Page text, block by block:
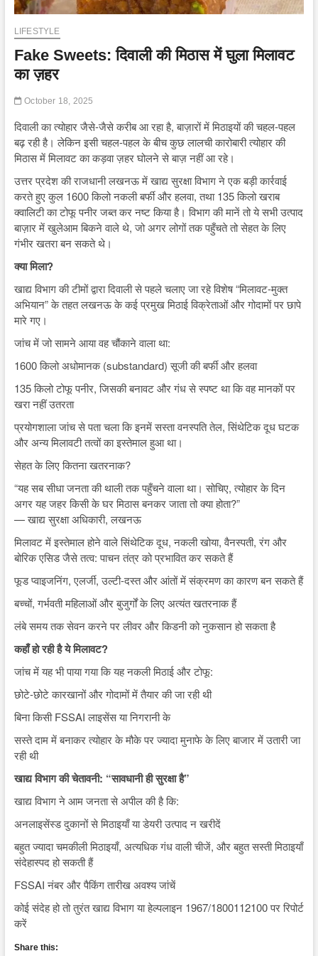
LIFESTYLE
Fake Sweets: दिवाली की मिठास में घुला मिलावट
का ज़हर
October 18, 2025
दिवाली का त्योहार जैसे-जैसे करीब आ रहा है, बाज़ारों में मिठाइयों की चहल-पहल
बढ़ रही है। लेकिन इसी चहल-पहल के बीच कुछ लालची कारोबारी त्योहार की
मिठास में मिलावट का कड़वा ज़हर घोलने से बाज़ नहीं आ रहे।
उत्तर प्रदेश की राजधानी लखनऊ में खाद्य सुरक्षा विभाग ने एक बड़ी कार्रवाई
करते हुए कुल 1600 किलो नकली बर्फी और हलवा, तथा 135 किलो खराब
क्वालिटी का टोफू पनीर जब्त कर नष्ट किया है। विभाग की मानें तो ये सभी उत्पाद
बाज़ार में खुलेआम बिकने वाले थे, जो अगर लोगों तक पहुँचते तो सेहत के लिए
गंभीर खतरा बन सकते थे।
क्या मिला?
खाद्य विभाग की टीमों द्वारा दिवाली से पहले चलाए जा रहे विशेष “मिलावट-मुक्त
अभियान” के तहत लखनऊ के कई प्रमुख मिठाई विक्रेताओं और गोदामों पर छापे
मारे गए।
जांच में जो सामने आया वह चौंकाने वाला था:
1600 किलो अधोमानक (substandard) सूजी की बर्फी और हलवा
135 किलो टोफू पनीर, जिसकी बनावट और गंध से स्पष्ट था कि वह मानकों पर
खरा नहीं उतरता
प्रयोगशाला जांच से पता चला कि इनमें सस्ता वनस्पति तेल, सिंथेटिक दूध घटक
और अन्य मिलावटी तत्वों का इस्तेमाल हुआ था।
सेहत के लिए कितना खतरनाक?
“यह सब सीधा जनता की थाली तक पहुँचने वाला था। सोचिए, त्योहार के दिन
अगर यह जहर किसी के घर मिठास बनकर जाता तो क्या होता?”
— खाद्य सुरक्षा अधिकारी, लखनऊ
मिलावट में इस्तेमाल होने वाले सिंथेटिक दूध, नकली खोया, वैनस्पती, रंग और
बोरिक एसिड जैसे तत्व: पाचन तंत्र को प्रभावित कर सकते हैं
फूड प्वाइजनिंग, एलर्जी, उल्टी-दस्त और आंतों में संक्रमण का कारण बन सकते हैं
बच्चों, गर्भवती महिलाओं और बुजुर्गों के लिए अत्यंत खतरनाक हैं
लंबे समय तक सेवन करने पर लीवर और किडनी को नुकसान हो सकता है
कहाँ हो रही है ये मिलावट?
जांच में यह भी पाया गया कि यह नकली मिठाई और टोफू:
छोटे-छोटे कारखानों और गोदामों में तैयार की जा रही थी
बिना किसी FSSAI लाइसेंस या निगरानी के
सस्ते दाम में बनाकर त्योहार के मौके पर ज्यादा मुनाफे के लिए बाजार में उतारी जा
रही थी
खाद्य विभाग की चेतावनी: “सावधानी ही सुरक्षा है”
खाद्य विभाग ने आम जनता से अपील की है कि:
अनलाइसेंस्ड दुकानों से मिठाइयाँ या डेयरी उत्पाद न खरीदें
बहुत ज्यादा चमकीली मिठाइयाँ, अत्यधिक गंध वाली चीजें, और बहुत सस्ती मिठाइयाँ
संदेहास्पद हो सकती हैं
FSSAI नंबर और पैकिंग तारीख अवश्य जांचें
कोई संदेह हो तो तुरंत खाद्य विभाग या हेल्पलाइन 1967/1800112100 पर रिपोर्ट
करें
Share this: